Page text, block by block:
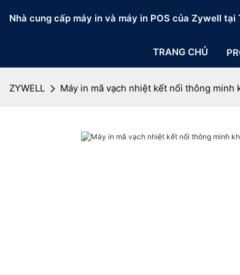
Nhà cung cấp máy in và máy in POS của Zywell
TRANG CHỦ
ZYWELL Máy in mã vạch nhiệt kết nối thông minh